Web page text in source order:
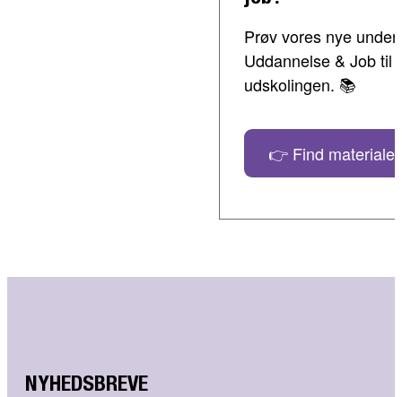
Prøv vores nye
Uddannelse & Job til
udskolingen. 📚
👉 Find
NYHEDSBREVE